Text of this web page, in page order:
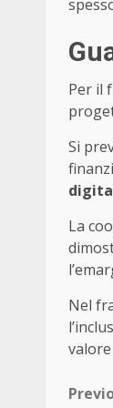
Per il
Si
La
Nel